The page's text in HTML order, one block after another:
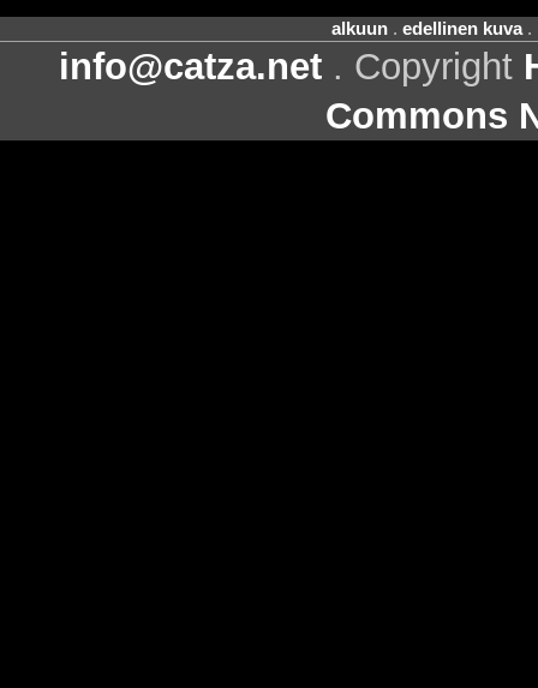
alkuun. edellinen kuva.
info@catza.net . Copyright
Commons